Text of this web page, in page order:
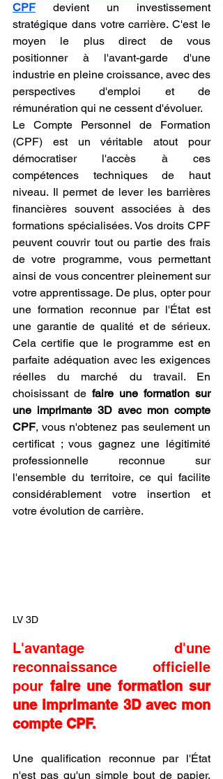
CPF devient un investissement
stratégique dans votre carrière. C'est le
moyen le plus direct de vous
positionner à l'avant-garde d'une
industrie en pleine croissance, avec des
perspectives d'emploi et de
rémunération qui ne cessent d'évoluer.
Le Compte Personnel de Formation
(CPF) est un véritable atout pour
démocratiser l'accès à ces
compétences techniques de haut
niveau. Il permet de lever les barrières
financières souvent associées à des
formations spécialisées. Vos droits CPF
peuvent couvrir tout ou partie des frais
de votre programme, vous permettant
ainsi de vous concentrer pleinement sur
votre apprentissage. De plus, opter pour
une formation reconnue par l'État est
une garantie de qualité et de sérieux.
Cela certifie que le programme est en
parfaite adéquation avec les exigences
réelles du marché du travail. En
choisissant de faire une formation sur
une imprimante 3D avec mon compte
CPF, vous n'obtenez pas seulement un
certificat ; vous gagnez une légitimité
professionnelle reconnue sur
l'ensemble du territoire, ce qui facilite
considérablement votre insertion et
votre évolution de carrière.
LV 3D
L'avantage d'une
reconnaissance officielle
pour faire une formation sur
une imprimante 3D avec mon
compte CPF.
Une qualification reconnue par l'État
n'est pas qu'un simple bout de papier.